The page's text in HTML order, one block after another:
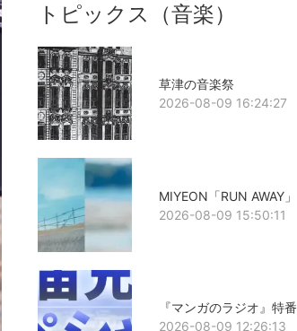
トピックス（音楽）
草津の音楽祭
2026-08-09 16:24:27
MIYEON「RUN AWAY」
2026-08-09 15:50:11
『マンガのラジオ』特番
2026-08-09 12:26:13